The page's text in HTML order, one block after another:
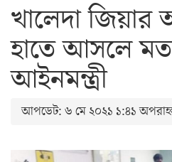
খালেদা
হাতে আসলে
আইনমন্ত্রী
আপডেট: ৬ মে ২০২১ ১:৪১